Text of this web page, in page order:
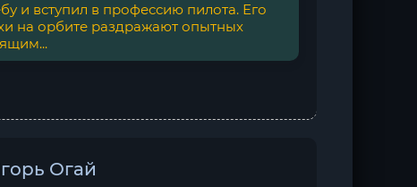
и вступил в профессию пилота. Его
на орбите раздражают опытных
Огай